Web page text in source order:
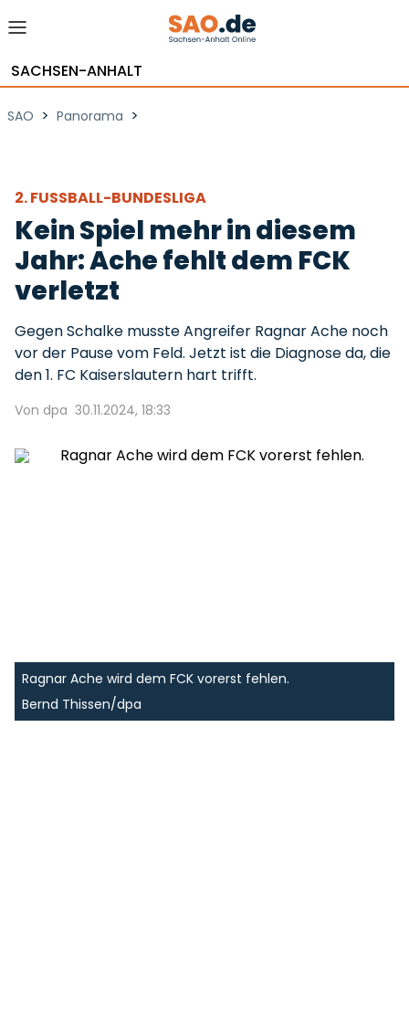
SACHSEN-ANHALT
SAO > Panorama >
2. FUSSBALL-BUNDESLIGA
Kein Spiel mehr in diesem
Jahr: Ache fehlt dem FCK
verletzt
Gegen Schalke musste Angreifer Ragnar Ache noch
vor der Pause vom Feld. Jetzt ist die Diagnose da, die
den 1. FC Kaiserslautern hart trifft.
Von dpa 30.11.2024, 18:33
Ragnar Ache wird dem FCK vorerst fehlen.
Bernd Thissen/dpa